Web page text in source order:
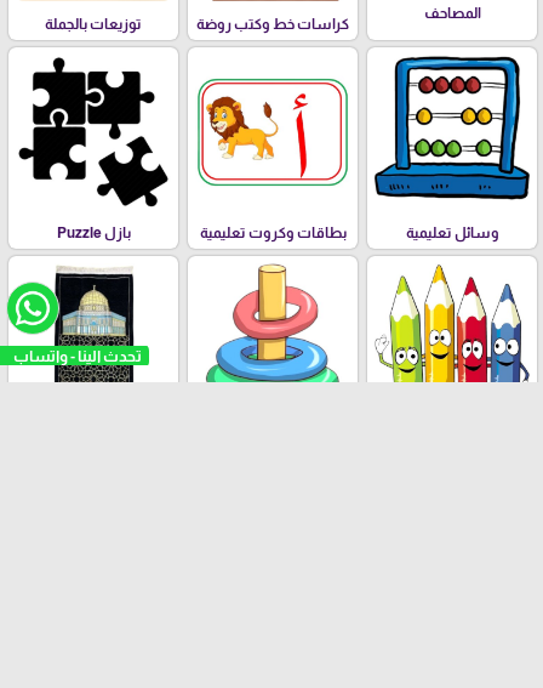
تحدث الينا -
المصاحف
كراسات خط وكتب روضة توزيعات بالجملة
وسائل تعليمية بطاقات وكروت تعليمية بازل Puzzle